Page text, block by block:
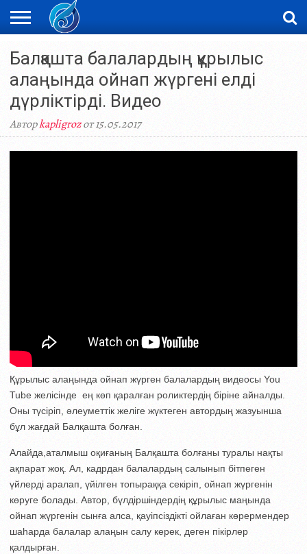
НОВОСТИ
ВИДЕО
ФОТОРЕПОРТАЖИ
ОРКЕН
LIVETV
Балқашта балалардың құрылыс
алаңында ойнап жүргені елді
дүрліктірді. Видео
Авторkapligrozот 15.05.2017
Құрылыс алаңында ойнап жүрген балалардың видеосы You
Tube желісінде ең көп қаралған роликтердің біріне айналды.
Оны түсіріп, әлеуметтік желіге жүктеген автордың жазуынша
бұл жағдай Балқашта болған.
Алайда,аталмыш оқиғаның Балқашта болғаны туралы нақты
ақпарат жоқ. Ал, кадрдан балалардың салынып бітпеген
үйлерді аралап, үйілген топыраққа секіріп, ойнап жүргенін
көруге болады. Автор, бүлдіршіндердің құрылыс маңында
ойнап жүргенін сынға алса, қауіпсіздікті ойлаған көрермендер
шаһарда балалар алаңын салу керек, деген пікірлер
қалдырған.